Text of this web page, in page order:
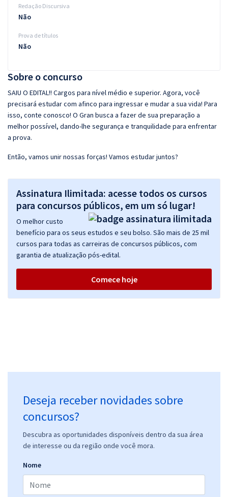
Sobre o concurso
SAIU O EDITAL!! Cargos para nível médio e superior. Agora, você
precisará estudar com afinco para ingressar e mudar a sua vida! Para
isso, conte conosco! O Gran busca a fazer de sua preparação a
melhor possível, dando-lhe segurança e tranquilidade para enfrentar
a prova.
Então, vamos unir nossas forças! Vamos estudar juntos?
Assinatura Ilimitada: acesse todos os cursos
para concursos públicos, em um só lugar!
O melhor custo
benefício para os seus estudos e seu bolso. São mais de 25 mil
cursos para todas as carreiras de concursos públicos, com
garantia de atualização pós-edital.
Comece hoje
Deseja receber novidades sobre
concursos?
Descubra as oportunidades disponíveis dentro da sua área
de interesse ou da região onde você mora.
Nome
Redação Discursiva
Não
Prova de títulos
Não